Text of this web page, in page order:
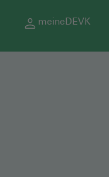
meineDEVK